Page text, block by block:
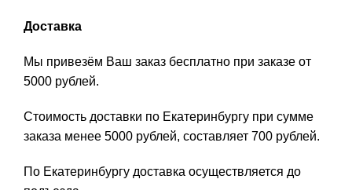
Доставка
Мы привезём Ваш заказ бесплатно при заказе от
5000 рублей.
Стоимость доставки по Екатеринбургу при сумме
заказа менее 5000 рублей, составляет 700 рублей.
По Екатеринбургу доставка осуществляется до